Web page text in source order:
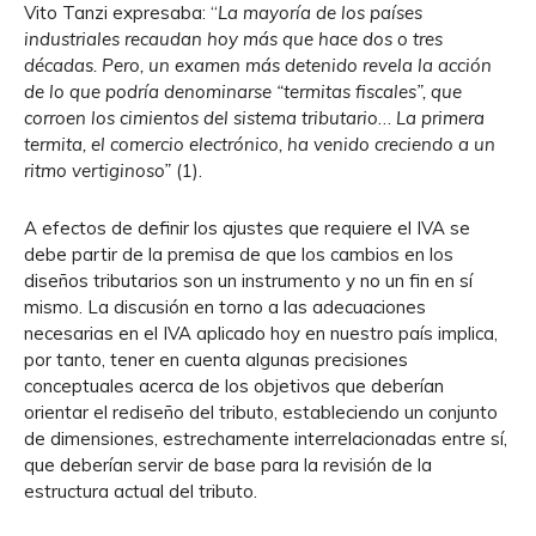
Vito Tanzi expresaba: “La mayoría de los países
industriales recaudan hoy más que hace dos o tres
décadas. Pero, un examen más detenido revela la acción
de lo que podría denominarse “termitas fiscales”, que
corroen los cimientos del sistema tributario… La primera
termita, el comercio electrónico, ha venido creciendo a un
ritmo vertiginoso” (1).
A efectos de definir los ajustes que requiere el IVA se
debe partir de la premisa de que los cambios en los
diseños tributarios son un instrumento y no un fin en sí
mismo. La discusión en torno a las adecuaciones
necesarias en el IVA aplicado hoy en nuestro país implica,
por tanto, tener en cuenta algunas precisiones
conceptuales acerca de los objetivos que deberían
orientar el rediseño del tributo, estableciendo un conjunto
de dimensiones, estrechamente interrelacionadas entre sí,
que deberían servir de base para la revisión de la
estructura actual del tributo.